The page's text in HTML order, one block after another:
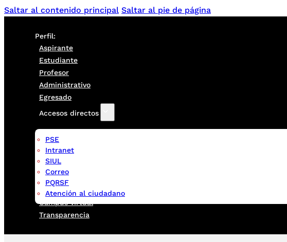
Saltar al contenido principal Saltar al pie de página
Perfil:
Aspirante
Estudiante
Profesor
Administrativo
Egresado
Accesos directos
PSE
Intranet
SIUL
Correo
PQRSF
Atención al ciudadano
Campus virtual
Transparencia